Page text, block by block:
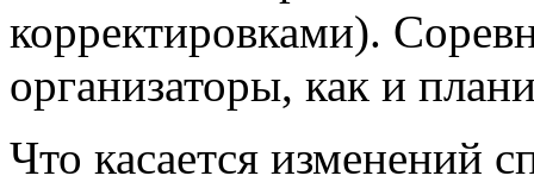
корректировками).
организаторы, как и
Что касается изменений